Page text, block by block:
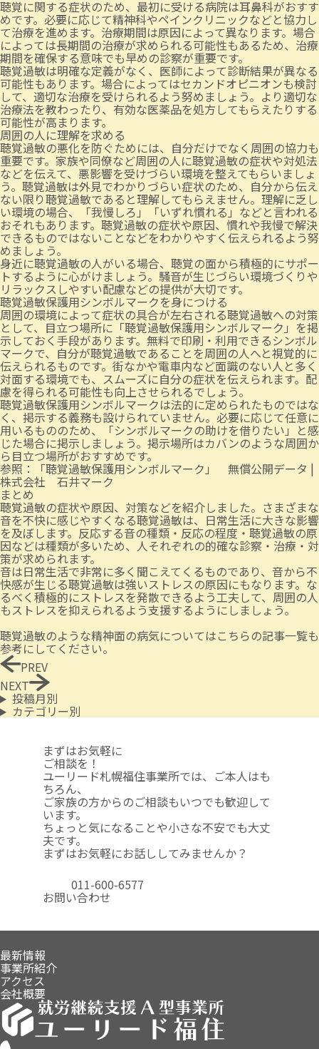
聴覚に関する症状のため、最初に受ける病院は耳鼻科がおすす
めです。必要に応じて精神科やペインクリニックなどと協力し
て治療を進めます。治療期間は原因によって異なります。場合
によっては長期間の治療が求められる可能性もあるため、治療
期間を確保する意味でも早めの診察が重要です。
聴覚過敏は明確な定義がなく、医師によって診断結果が異なる
可能性もあります。場合によってはセカンドオピニオンも検討
して、適切な治療を受けられるよう努めましょう。より適切な
治療法を教わったり、有効な医薬品を処方してもらえたりする
可能性が高まります。
周囲の人に理解を求める
聴覚過敏の悪化を防ぐためには、自分だけでなく周囲の協力も
重要です。家族や同僚など周囲の人に聴覚過敏の症状や対処法
などを伝えて、悪影響を受けづらい環境を整えてもらいましょ
う。聴覚過敏は外見でわかりづらい症状のため、自分から伝え
ない限り聴覚過敏であると理解してもらえません。理解に乏し
い環境の場合、「我慢しろ」「いずれ慣れる」などと言われる
おそれもあります。聴覚過敏の症状や原因、慣れや我慢で解決
できるものではないことなどをわかりやすく伝えられるよう努
めましょう。
身近に聴覚過敏の人がいる場合、聴覚の面から積極的にサポー
トするように心がけましょう。騒音が生じづらい環境づくりや
リラックスしやすい配慮などの提供が大切です。
聴覚過敏保護用シンボルマークを身につける
周囲の環境によって症状の具合が左右される聴覚過敏への対策
として、目立つ場所に「聴覚過敏保護用シンボルマーク」を掲
示しておく手段があります。無料で印刷・利用できるシンボル
マークで、自分が聴覚過敏であることを周囲の人へと視覚的に
伝えられるものです。街なかや電車内など面識のない人と多く
対面する環境でも、スムーズに自分の症状を伝えられます。配
慮を得られる可能性も向上させられるでしょう。
聴覚過敏保護用シンボルマークは法的に定められたものではな
く、掲示する義務も設けられていません。必要に応じて任意に
用いるもののため、「シンボルマークの助けを借りたい」と感
じた場合に掲示しましょう。掲示場所はカバンのような周囲か
ら目立つ場所がおすすめです。
参照： 「聴覚過敏保護用シンボルマーク」 無償公開データ |
株式会社 石井マーク
まとめ
聴覚過敏の症状や原因、対策などを紹介しました。さまざまな
音を不快に感じやすくなる聴覚過敏は、日常生活に大きな影響
を及ぼします。反応する音の種類・反応の程度・聴覚過敏の原
因などは種類が多いため、人それぞれの的確な診察・治療・対
策が求められます。
音は日常生活で非常に多く聞こえてくるものであり、音から不
快感が生じる聴覚過敏は強いストレスの原因にもなります。な
るべく積極的にストレスを発散できるよう工夫して、周囲の人
もストレスを抑えられるよう支援するようにしましょう。
聴覚過敏のような精神面の病気についてはこちらの記事一覧も
参考にしてください。
PREV
NEXT
投稿月別
カテゴリー別
まずはお気軽に
ご相談を！
ユーリード札幌福住事業所では、ご本人はも
ちろん、
ご家族の方からのご相談もいつでも歓迎して
います。
ちょっと気になることや小さな不安でも大丈
夫です。
まずはお気軽にお話ししてみませんか？
011-600-6577
お問い合わせ
最新情報
事業所紹介
アクセス
会社概要